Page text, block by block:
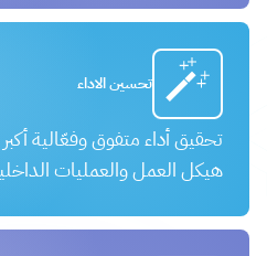
تحسين الاداء
تحقيق أداء متفوق وفعّالية
هيكل العمل والعمليات